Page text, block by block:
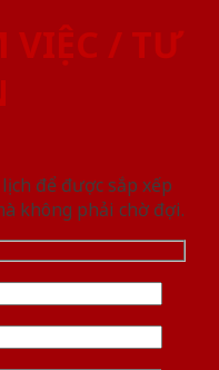
VIỆC / TƯ
để được sắp xếp
không phải chờ đợi.